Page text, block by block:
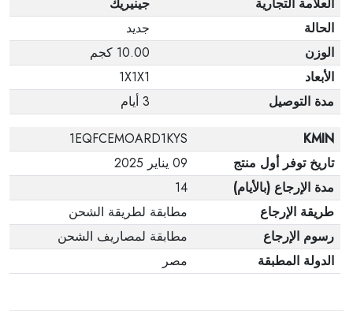
الحالة
جديد
الوزن
10.00 كجم
الأبعاد
1X1X1
مدة التوصيل
3 أيام
KMIN
1EQFCEMOARD1KYS
تاريخ توفر أول منتج
09 يناير 2025
مدة الإرجاع (بالأيام)
14
طريقة الإرجاع
مطابقة لطريقة الشحن
رسوم الإرجاع
مطابقة لمصاريف الشحن
الدولة المطبقة
مصر